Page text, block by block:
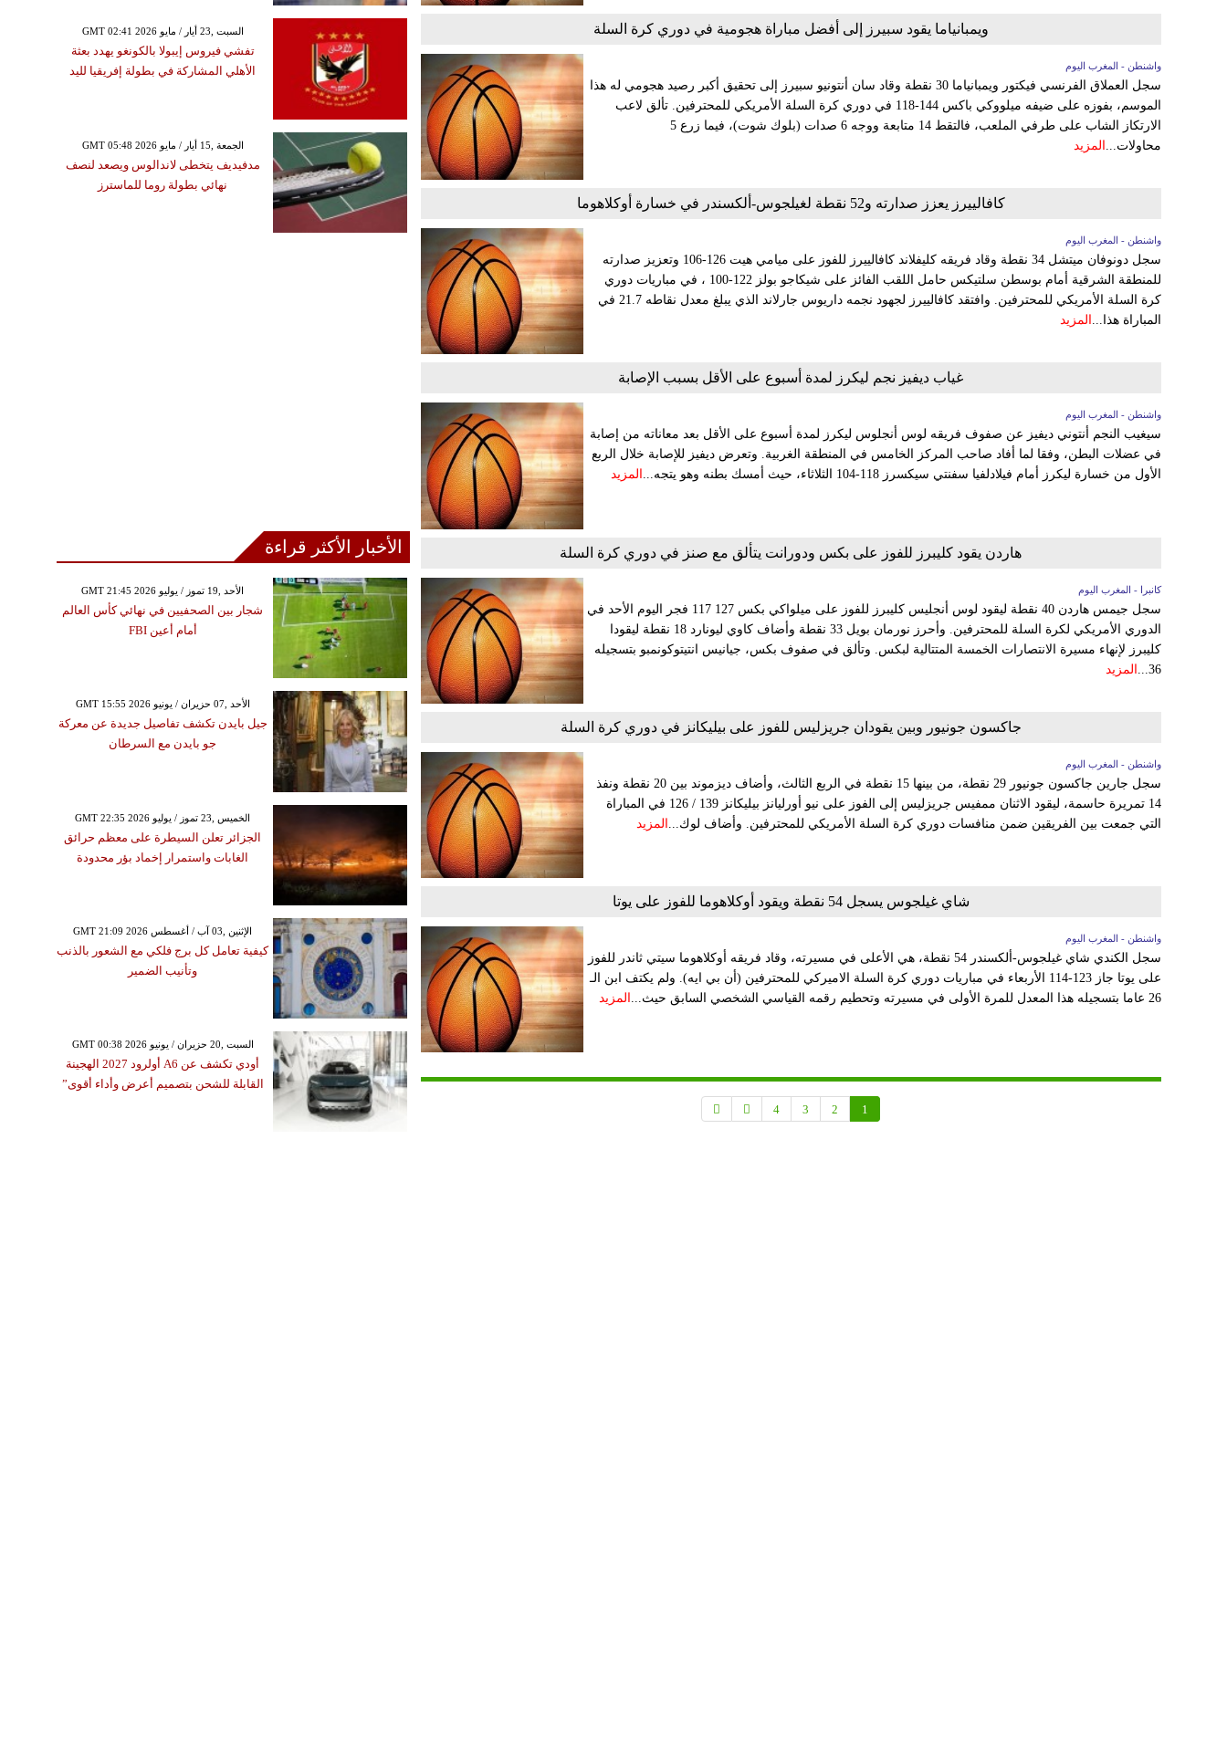
ويمبانياما يقود سبيرز إلى أفضل مباراة هجومية في دوري كرة السلة
واشنطن - المغرب اليوم
سجل العملاق الفرنسي فيكتور ويمبانياما 30 نقطة وقاد سان أنتونيو سبيرز إلى تحقيق أكبر رصيد هجومي له هذا
الموسم، بفوزه على ضيفه ميلووكي باكس 144-118 في دوري كرة السلة الأمريكي للمحترفين. تألق لاعب
الارتكاز الشاب على طرفي الملعب، فالتقط 14 متابعة ووجه 6 صدات (بلوك شوت)، فيما زرع 5
محاولات...
المزيد
كافالييرز يعزز صدارته و52 نقطة لغيلجوس-ألكسندر في خسارة أوكلاهوما
واشنطن - المغرب اليوم
سجل دونوفان ميتشل 34 نقطة وقاد فريقه كليفلاند كافالييرز للفوز على ميامي هيت 126-106 وتعزيز صدارته
للمنطقة الشرقية أمام بوسطن سلتيكس حامل اللقب الفائز على شيكاجو بولز 122-100 ، في مباريات دوري
كرة السلة الأمريكي للمحترفين. وافتقد كافالييرز لجهود نجمه داريوس جارلاند الذي يبلغ معدل نقاطه 21.7 في
المباراة هذا... المزيد
غياب ديفيز نجم ليكرز لمدة أسبوع على الأقل بسبب الإصابة
واشنطن - المغرب اليوم
سيغيب النجم أنتوني ديفيز عن صفوف فريقه لوس أنجلوس ليكرز لمدة أسبوع على الأقل بعد معاناته من إصابة
في عضلات البطن، وفقا لما أفاد صاحب المركز الخامس في المنطقة الغربية. وتعرض ديفيز للإصابة خلال الربع
الأول من خسارة ليكرز أمام فيلادلفيا سفنتي سيكسرز 118-104 الثلاثاء، حيث أمسك بطنه وهو يتجه...
المزيد
هاردن يقود كليبرز للفوز على بكس ودورانت يتألق مع صنز في دوري كرة السلة
كانبرا - المغرب اليوم
سجل جيمس هاردن 40 نقطة ليقود لوس أنجليس كليبرز للفوز على ميلواكي بكس 127 117 فجر اليوم الأحد في
الدوري الأمريكي لكرة السلة للمحترفين. وأحرز نورمان بويل 33 نقطة وأضاف كاوي ليونارد 18 نقطة ليقودا
كليبرز لإنهاء مسيرة الانتصارات الخمسة المتتالية لبكس. وتألق في صفوف بكس، جيانيس انتيتوكونمبو بتسجيله
36...
المزيد
جاكسون جونيور وبين يقودان جريزليس للفوز على بيليكانز في دوري كرة السلة
واشنطن - المغرب اليوم
سجل جارين جاكسون جونيور 29 نقطة، من بينها 15 نقطة في الربع الثالث، وأضاف ديزموند بين 20 نقطة ونفذ
14 تمريرة حاسمة، ليقود الاثنان ممفيس جريزليس إلى الفوز على نيو أورليانز بيليكانز 139 / 126 في المباراة
التي جمعت بين الفريقين ضمن منافسات دوري كرة السلة الأمريكي للمحترفين. وأضاف لوك...
المزيد
شاي غيلجوس يسجل 54 نقطة ويقود أوكلاهوما للفوز على يوتا
واشنطن - المغرب اليوم
سجل الكندي شاي غيلجوس-ألكسندر 54 نقطة، هي الأعلى في مسيرته، وقاد فريقه أوكلاهوما سيتي ثاندر للفوز
على يوتا جاز 123-114 الأربعاء في مباريات دوري كرة السلة الاميركي للمحترفين (أن بي ايه). ولم يكتف ابن الـ
26 عاما بتسجيله هذا المعدل للمرة الأولى في مسيرته وتحطيم رقمه القياسي الشخصي السابق حيث...
المزيد
1
2
3
4
GMT 02:41 2026 السبت ,23 أيار / مايو
تفشي فيروس إيبولا بالكونغو يهدد بعثة
الأهلي المشاركة في بطولة إفريقيا لليد
GMT 05:48 2026 الجمعة ,15 أيار / مايو
مدفيديف يتخطى لاندالوس ويصعد لنصف
نهائي بطولة روما للماسترز
الأخبار الأكثر قراءة
GMT 21:45 2026 الأحد ,19 تموز / يوليو
شجار بين الصحفيين في نهائي كأس العالم
أمام أعين FBI
GMT 15:55 2026 الأحد ,07 حزيران / يونيو
جيل بايدن تكشف تفاصيل جديدة عن معركة
جو بايدن مع السرطان
GMT 22:35 2026 الخميس ,23 تموز / يوليو
الجزائر تعلن السيطرة على معظم حرائق
الغابات واستمرار إخماد بؤر محدودة
GMT 21:09 2026 الإثنين ,03 آب / أغسطس
كيفية تعامل كل برج فلكي مع الشعور بالذنب
وتأنيب الضمير
GMT 00:38 2026 السبت ,20 حزيران / يونيو
أودي تكشف عن A6 أولرود 2027 الهجينة
القابلة للشحن بتصميم أعرض وأداء أقوى”